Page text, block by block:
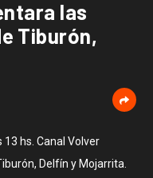
las
Tiburón,
hs. Canal Volver
Delfín y Mojarrita.